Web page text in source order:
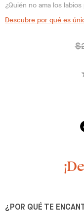
¿Quién no ama los
Descubre por qué es
¿POR QUÉ TE